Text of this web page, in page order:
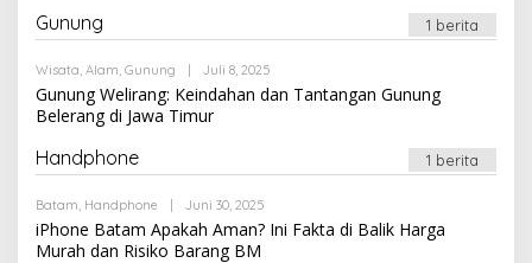
Gunung 1 berita
Wisata, Alam, Gunung Juli 8, 2025
Gunung Welirang: Keindahan dan Tantangan Gunung
Belerang di Jawa Timur
Handphone 1 berita
Batam, Handphone Juni 30, 2025
Newssportsaz_0q4zf1
iPhone Batam Apakah Aman? Ini Fakta di Balik Harga
Murah dan Risiko Barang BM